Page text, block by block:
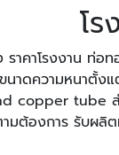
โ
าคาโรงงาน ท่อ
าดความหนาตั้ง
copper tube ส
ามต้องการ รับผลิ